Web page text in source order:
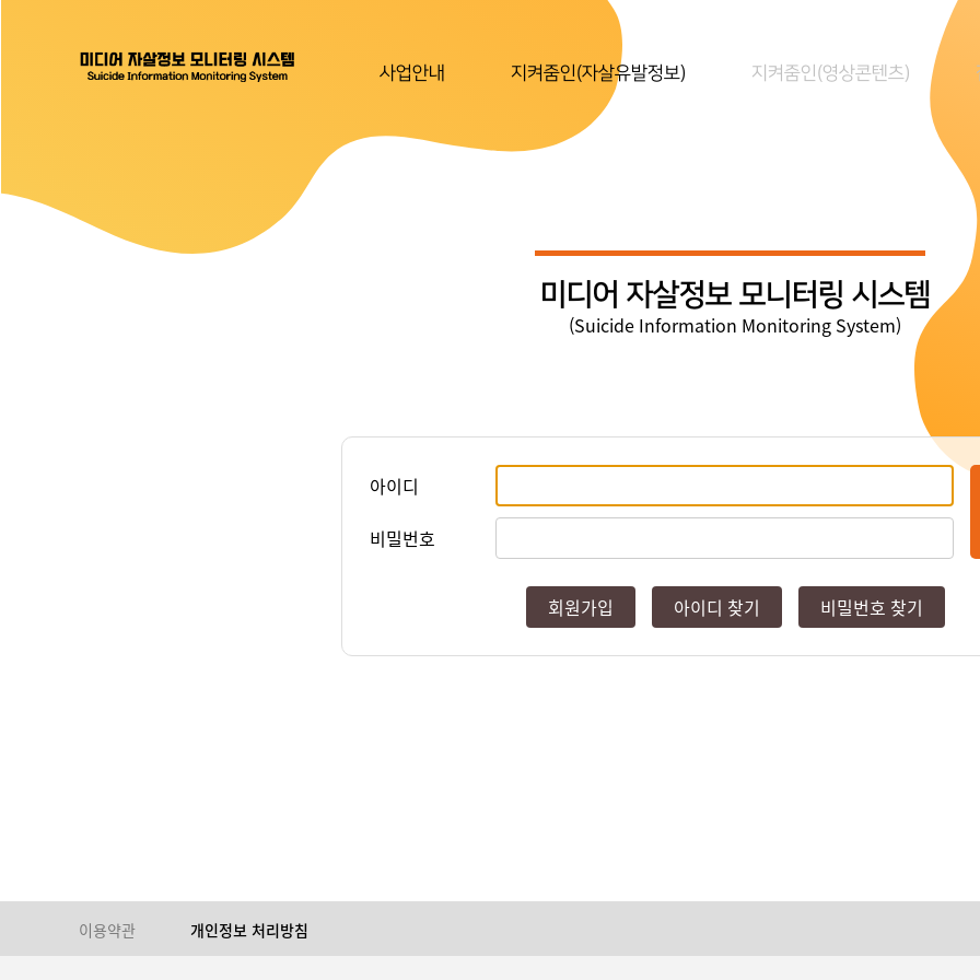
사업안내 지켜줌인(자살유발정보) 지켜줌인(영상콘텐츠)
미디어 자살정보 모니터링 시스템
(Suicide Information Monitoring System)
아이디
비밀번호
회원가입 아이디 찾기 비밀번호 찾기
이용약관 개인정보 처리방침